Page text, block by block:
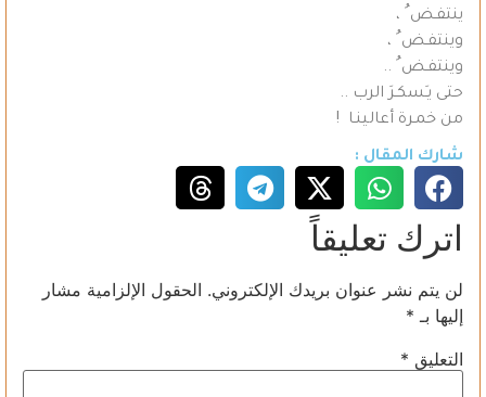
ينتفـض ُ ،
وينتفـض ُ ،
وينتفـض ُ ..
حتى يـَسكـرَ الرب ..
من خمـرة أعالينـا !
شارك المقال :
اترك تعليقاً
لن يتم نشر عنوان بريدك الإلكتروني. الحقول الإلزامية مشار
إليها بـ *
التعليق *